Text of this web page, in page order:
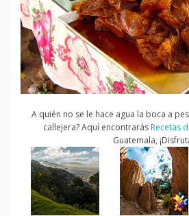
A quién no se le hace agua la boca a
callejera? Aquí encontrarásRecetas
Guatemala,